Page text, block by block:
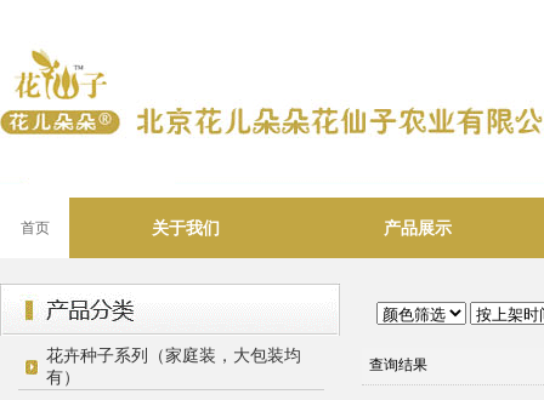
首页 关于我们 产品展示
花卉种子系列（家庭装，大包装均
有）
查询结果